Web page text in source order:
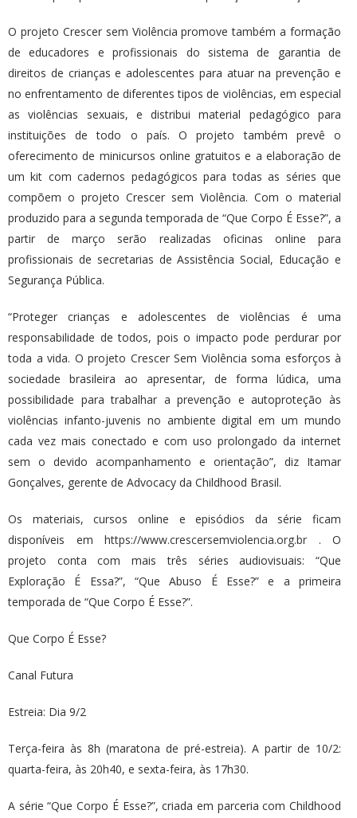
O projeto Crescer sem Violência promove também a formação
de educadores e profissionais do sistema de garantia de
direitos de crianças e adolescentes para atuar na prevenção e
no enfrentamento de diferentes tipos de violências, em especial
as violências sexuais, e distribui material pedagógico para
instituições de todo o país. ​O projeto também prevê o
oferecimento de minicursos online gratuitos e a elaboração de
um kit com cadernos pedagógicos para todas as séries que
compõem o projeto Crescer sem Violência. Com o material
produzido para a segunda temporada de “Que Corpo É Esse?”, a
partir de março serão realizadas oficinas online para
profissionais de secretarias de Assistência Social, Educação e
Segurança Pública.
“Proteger crianças e adolescentes de violências é uma
responsabilidade de todos, pois o impacto pode perdurar por
toda a vida. O projeto Crescer Sem Violência soma esforços à
sociedade brasileira ao apresentar, de forma lúdica, uma
possibilidade para trabalhar a prevenção e autoproteção às
violências infanto-juvenis no ambiente digital em um mundo
cada vez mais conectado e com uso prolongado da internet
sem o devido acompanhamento e orientação”, diz Itamar
Gonçalves, gerente de Advocacy da Childhood Brasil.
Os materiais, ​cursos online e episódios da série ficam
disponíveis em https://www.crescersemviolencia.org.br . O
projeto conta com mais três séries audiovisuais: “Que
Exploração É Essa?”, “Que Abuso É Esse?” e a primeira
temporada de “Que Corpo É Esse?”.
Que Corpo É Esse?
Canal Futura
Estreia: Dia 9/2
Terça-feira às 8h (maratona de pré-estreia). A partir de 10/2:
quarta-feira, às 20h40, e sexta-feira, às 17h30.
A série “Que Corpo É Esse?”, criada em parceria com Childhood